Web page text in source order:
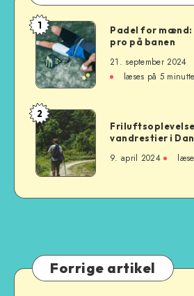
Padel
for
mænd:
fra
begynder
til
pro
på
banen
1
Padel for
pro på banen
21. september 2024
læses på 5
Friluftsoplevelser:
De
bedste
vandrestier
Danmark
2
vandrestier i
9. april 2024
Forrige artikel